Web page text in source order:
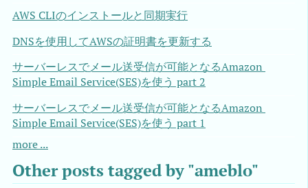
AWS CLIのインストールと同期実行
DNSを使用してAWSの証明書を更新する
サーバーレスでメール送受信が可能となるAmazon
Simple Email Service(SES)を使う part 2
サーバーレスでメール送受信が可能となるAmazon
Simple Email Service(SES)を使う part 1
more ...
Other posts tagged by "ameblo"